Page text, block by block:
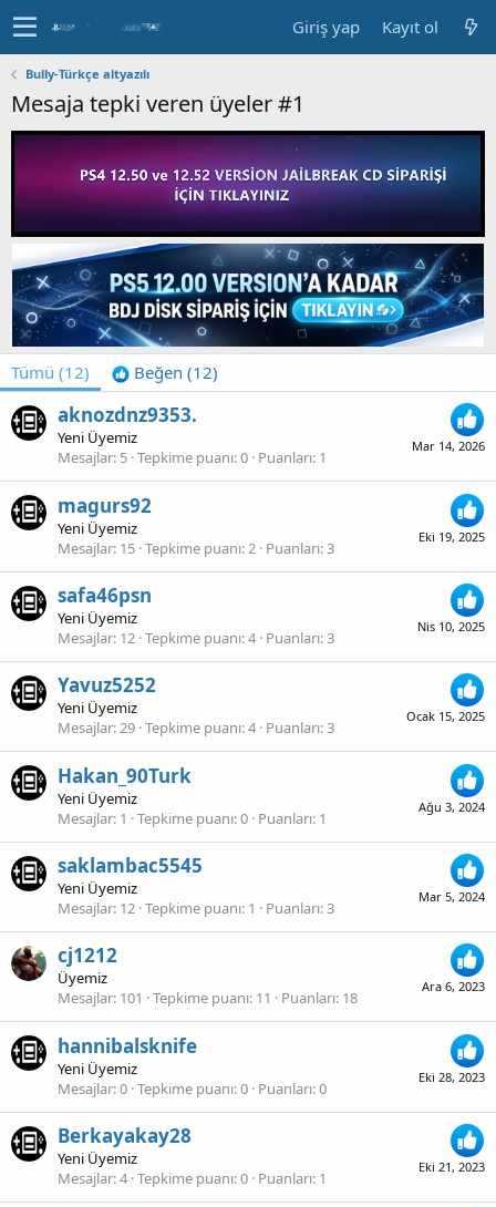
Giriş yap Kayıt ol
Bully-Türkçe altyazılı
Mesaja tepki veren üyeler #1
Tümü (12) Beğen (12)
Mar 14, 2026
aknozdnz9353.
Yeni Üyemiz
Mesajlar 5 Tepkime puanı 0 Puanları 1
Eki 19, 2025
magurs92
Yeni Üyemiz
Mesajlar 15 Tepkime puanı 2 Puanları 3
Nis 10, 2025
safa46psn
Yeni Üyemiz
Mesajlar 12 Tepkime puanı 4 Puanları 3
Ocak 15, 2025
Yavuz5252
Yeni Üyemiz
Mesajlar 29 Tepkime puanı 4 Puanları 3
Ağu 3, 2024
Hakan_90Turk
Yeni Üyemiz
Mesajlar 1 Tepkime puanı 0 Puanları 1
Mar 5, 2024
saklambac5545
Yeni Üyemiz
Mesajlar 12 Tepkime puanı 1 Puanları 3
Ara 6, 2023
cj1212
Üyemiz
Mesajlar 101 Tepkime puanı 11 Puanları 18
Eki 28, 2023
hannibalsknife
Yeni Üyemiz
Mesajlar 0 Tepkime puanı 0 Puanları 0
Eki 21, 2023
Berkayakay28
Yeni Üyemiz
Mesajlar 4 Tepkime puanı 0 Puanları 1